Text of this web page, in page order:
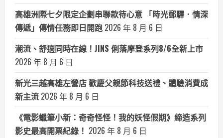
高雄洲際七夕限定企劃串聯款待心意 「時光郵驛．情深
傳遞」傳情任務即日開跑 2026 年 8 月 6 日
潮流、舒適同時在線！JINS 俐落摩登系列8/6全新上市
2026 年 8 月 6 日
新光三越高雄左營店 歡慶父親節科技送禮、體驗消費成
新主流 2026 年 8 月 6 日
《電影蠟筆小新：奇奇怪怪！我的妖怪假期》締造系列
影史最高開票紀錄！ 2026 年 8 月 6 日